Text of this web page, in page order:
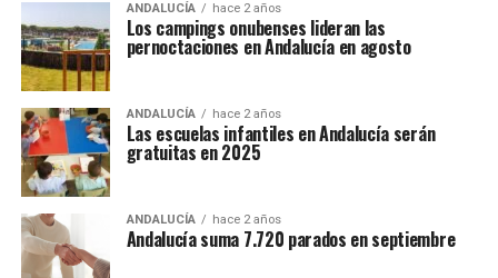
ANDALUCÍA hace 2 años
Los campings onubenses lideran las
pernoctaciones en Andalucía en agosto
ANDALUCÍA hace 2 años
Las escuelas infantiles en Andalucía serán
gratuitas en 2025
ANDALUCÍA hace 2 años
Andalucía suma 7.720 parados en septiembre